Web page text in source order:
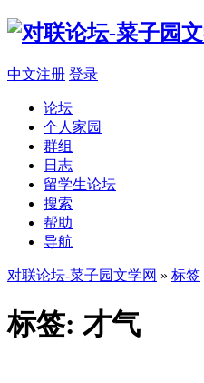
中文注册 登录
论坛
个人家园
群组
日志
留学生论坛
搜索
帮助
导航
对联论坛-菜子园文学网 » 标签
标签: 才气